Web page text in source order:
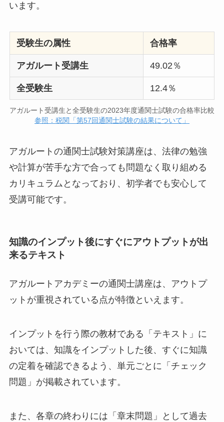
います。
受験生の属性 合格率
アガルート受講生 49.02％
全受験生 12.4％
アガルート受講生と全受験生の2023年度通関士試験の合格率比較
参照：税関「第57回通関士試験の結果について」
アガルートの通関士試験対策講座は、法律の勉強
や計算が苦手な方で合っても問題なく取り組める
カリキュラムとなっており、初学者でも安心して
受講可能です。
知識のインプット後にすぐにアウトプットが出
来るテキスト
アガルートアカデミーの通関士講座は、アウトプ
ットが重視されている点が特徴といえます。
インプットを行う際の教材である「テキスト」に
おいては、知識をインプットした後、すぐに知識
の定着を確認できるよう、単元ごとに「チェック
問題」が掲載されています。
また、各章の終わりには「章末問題」として過去